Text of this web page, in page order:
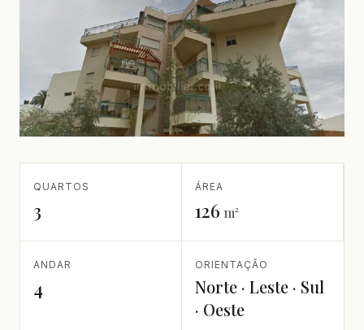
QUARTOS
3
ÁREA
126 m²
ANDAR
4
ORIENTAÇÃO
Norte · Leste · Sul
· Oeste